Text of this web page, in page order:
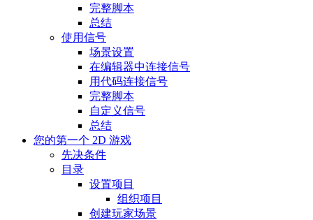
完整脚本
总结
使用信号
场景设置
在编辑器中连接信号
用代码连接信号
完整脚本
自定义信号
总结
您的第一个 2D 游戏
先决条件
目录
设置项目
组织项目
创建玩家场景